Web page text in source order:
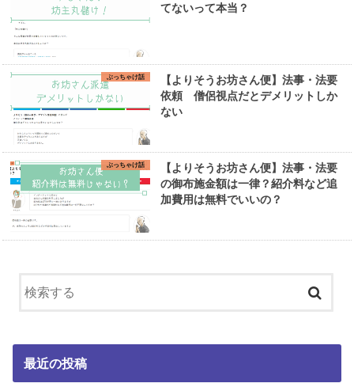
てないって本当？
ぶっちゃけ話
【よりそうお坊さん便】法事・法要
依頼 僧侶視点だとデメリットしか
ない
ぶっちゃけ話
【よりそうお坊さん便】法事・法要
の御布施金額は一律？紹介料など追
加費用は無料でいいの？
最近の投稿